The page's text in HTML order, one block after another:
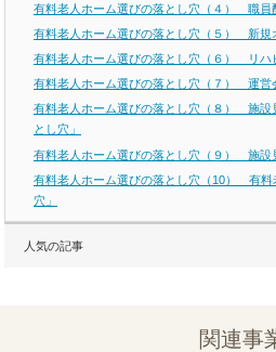
有料老人ホーム選びの落とし穴（４） 職員
有料老人ホーム選びの落とし穴（５） 新規
有料老人ホーム選びの落とし穴（６） リハ
有料老人ホーム選びの落とし穴（７） 運営
有料老人ホーム選びの落とし穴（８） 施設
とし穴」
有料老人ホーム選びの落とし穴（９） 施設
有料老人ホーム選びの落とし穴（10） 有料
穴」
人気の記事
関連事